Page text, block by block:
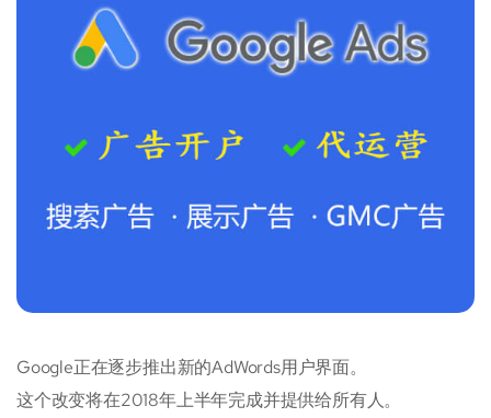
Google正在逐步推出新的AdWords用户界面。
这个改变将在2018年上半年完成并提供给所有人。